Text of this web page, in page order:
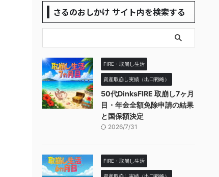
さるのおしかけ サイト内を検索する
FIRE・取崩し生活
資産取崩し実績（出口戦略）
50代DinksFIRE 取崩し7ヶ月
目・年金全額免除申請の結果
と国保額決定
2026/7/31
FIRE・取崩し生活